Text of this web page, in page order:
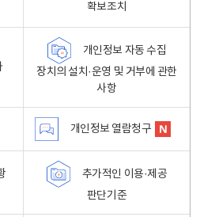
확보조치
개인정보 자동 수집
장치의 설치·운영 및 거부에 관한
사항
개인정보 열람청구
추가적인 이용·제공
판단기준